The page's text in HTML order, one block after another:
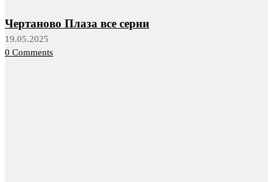
Чертаново Плаза все серии
19.05.2025
0 Comments